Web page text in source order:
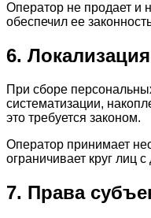
Оператор не продает и
обеспечил ее
6.
При сборе
систематизации,
это требуется законом.
Оператор принимает
ограничивает круг лиц
7. Права